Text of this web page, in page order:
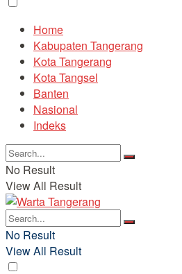
Home
Kabupaten Tangerang
Kota Tangerang
Kota Tangsel
Banten
Nasional
Indeks
No Result
View All Result
No Result
View All Result